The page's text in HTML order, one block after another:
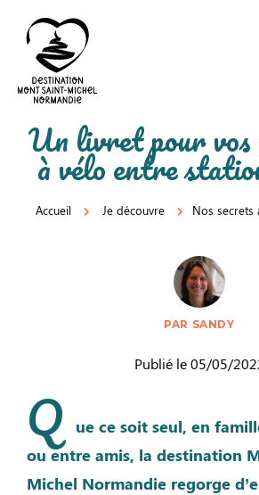
Mont
Saint-
Normandie
Un livret pour vos
à vélo entre
Accueil Je découvre Nos secrets
PAR SANDY
Publié le 05/05/
Q
ue ce soit seul, en
ou entre amis, la destination
Michel Normandie regorge